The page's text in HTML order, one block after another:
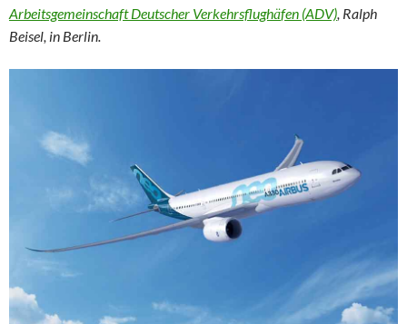
Arbeitsgemeinschaft Deutscher Verkehrsflughäfen (ADV), Ralph
Beisel, in Berlin.